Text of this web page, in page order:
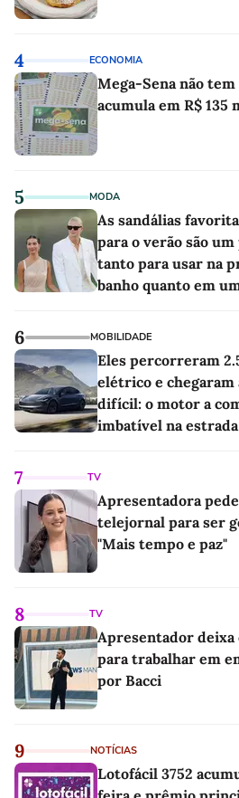
4 ECONOMIA
Mega-Sena não
acumula em R$ 135
5 MODA
As sandálias
para o verão são
tanto para usar na
banho quanto em
6 MOBILIDADE
Eles percorreram
elétrico e chegaram
difícil: o motor a
imbatível na estrada
7 TV
Apresentadora
telejornal para ser
"Mais tempo e paz"
8 TV
Apresentador deixa
para trabalhar em
por Bacci
9 NOTÍCIAS
Lotofácil 3752